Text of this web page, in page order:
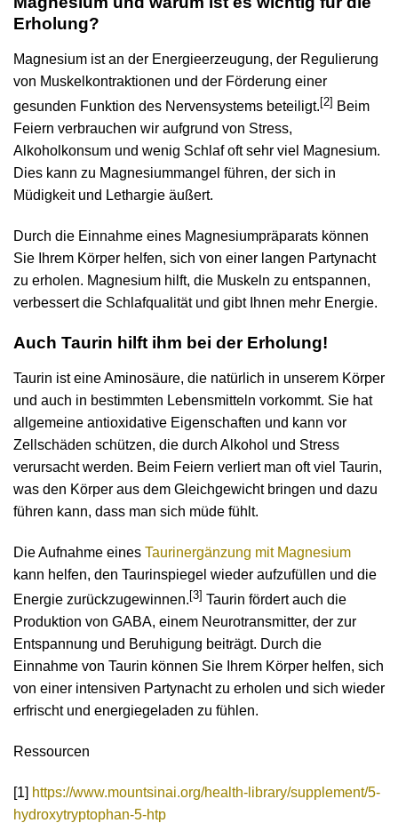
Erholung?
Magnesium ist an der Energieerzeugung, der Regulierung
von Muskelkontraktionen und der Förderung einer
gesunden Funktion des Nervensystems beteiligt. [2] Beim
Feiern verbrauchen wir aufgrund von Stress,
Alkoholkonsum und wenig Schlaf oft sehr viel Magnesium.
Dies kann zu Magnesiummangel führen, der sich in
Müdigkeit und Lethargie äußert.
Durch die Einnahme eines Magnesiumpräparats können
Sie Ihrem Körper helfen, sich von einer langen Partynacht
zu erholen. Magnesium hilft, die Muskeln zu entspannen,
verbessert die Schlafqualität und gibt Ihnen mehr Energie.
Auch Taurin hilft ihm bei der Erholung!
Taurin ist eine Aminosäure, die natürlich in unserem Körper
und auch in bestimmten Lebensmitteln vorkommt. Sie hat
allgemeine antioxidative Eigenschaften und kann vor
Zellschäden schützen, die durch Alkohol und Stress
verursacht werden. Beim Feiern verliert man oft viel Taurin,
was den Körper aus dem Gleichgewicht bringen und dazu
führen kann, dass man sich müde fühlt.
Die Aufnahme eines Taurinergänzung mit Magnesium
kann helfen, den Taurinspiegel wieder aufzufüllen und die
Energie zurückzugewinnen. [3] Taurin fördert auch die
Produktion von GABA, einem Neurotransmitter, der zur
Entspannung und Beruhigung beiträgt. Durch die
Einnahme von Taurin können Sie Ihrem Körper helfen, sich
von einer intensiven Partynacht zu erholen und sich wieder
erfrischt und energiegeladen zu fühlen.
Ressourcen
[1] https://www.mountsinai.org/health-library/supplement/5-
hydroxytryptophan-5-htp